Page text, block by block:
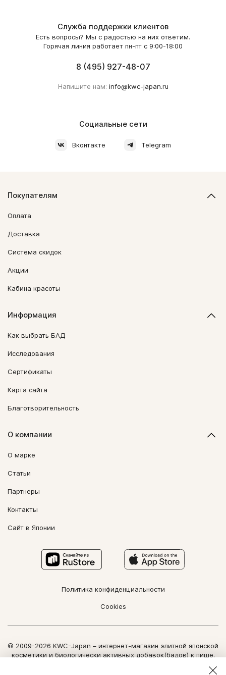
Служба поддержки клиентов
Есть вопросы? Мы с радостью на них ответим.
Горячая линия работает пн-пт с 9:00-18:00
8 (495) 927-48-07
Напишите нам: info@kwc-japan.ru
Социальные сети
Вконтакте Telegram
Покупателям
Оплата
Доставка
Система скидок
Акции
Кабина красоты
Информация
Как выбрать БАД
Исследования
Сертификаты
Карта сайта
Благотворительность
О компании
О марке
Статьи
Партнеры
Контакты
Сайт в Японии
Политика конфиденциальности
Cookies
© 2009-2026 KWC-Japan – интернет-магазин элитной японской
косметики и биологически активных добавок(бадов) к пище.